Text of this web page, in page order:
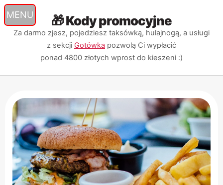
Przejdź
do
nawigacji
Przejdź
do
treści
Przejdź
do
wyszukiwarki
🎁 Kody promocyjne
Za darmo zjesz, pojedziesz taksówką, hulajnogą, a usługi
z sekcji Gotówka pozwolą Ci wypłacić
ponad 4800 złotych wprost do kieszeni :)